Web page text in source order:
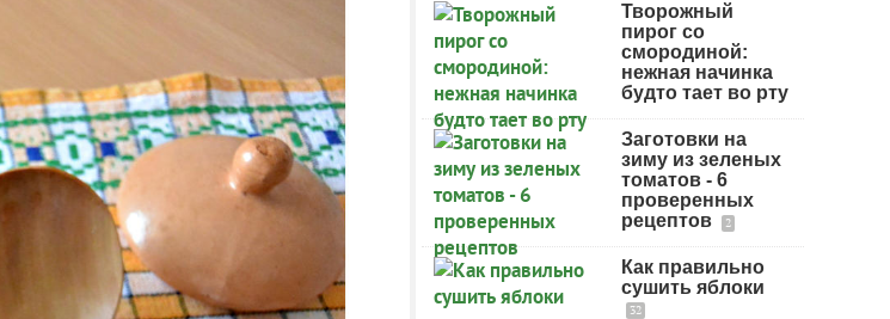
Творожный
пирог со
смородиной:
нежная начинка
будто тает во рту
Заготовки на
зиму из зеленых
томатов - 6
проверенных
рецептов
2
Как правильно
сушить яблоки
32